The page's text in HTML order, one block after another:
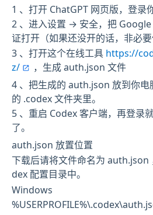
1 、打开 ChatGPT 网页版，登录
2 、进入设置 → 安全，把
证打开（如果还没开的话，非必要
3 、打开这个在线工具 https://
z/
，生成 auth.json 文件
4 、把生成的 auth.json 放到你电
的 .codex 文件夹里。
5 、重启 Codex 客户端，再登录
了。
auth.json 放置位置
下载后请将文件命名为 auth.json
dex 配置目录中。
Windows